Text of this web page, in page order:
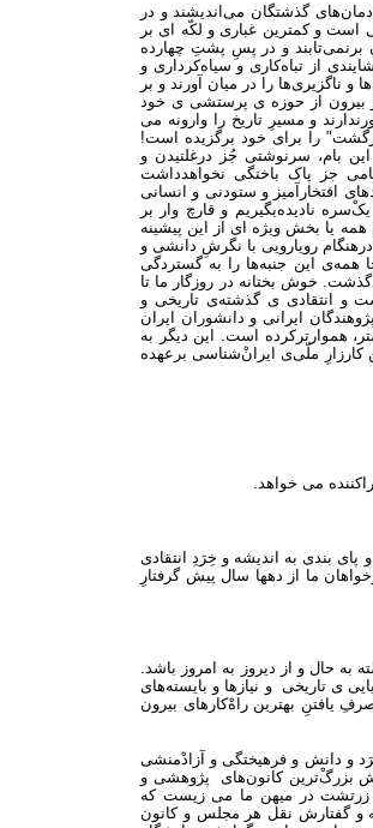
گذشتگان می‌اندیشند و در
است و کمترین غباری و لکّه ای بر
برنمی‌تابند و در پسِ پشتِ چهارده
از تباه‌کاری و سیاه‌کرداری و
را در میان آورند و بر
بیرون از حوزه ی پرستشی ی خود
و مسیرِ تاریخ را وارونه می
را برای خود برگزیده است!
بام، سرنوشتی جُز درغلتیدن و
جز پاک باختگی نخواهدداشت
افتخارآمیز و ستودنی و انسانی
نادیده‌بگیریم و قارچ وار بر
یا بخش ویژه ای از این پیشینه
رویارویی با نگرشِ دانشی و
همه‌ی این جنبه‌ها را به گستردگی
خوش بختانه در روزگار ما تا
و انتقادی ی گذشته‌ی تاریخی و
ایرانی و دانشوران ایران
هموارترکرده است. این دیگر به
ملّی‌ی ایرانْ‌شناسی برعهده
بندی به اندیشه و خِرَدِ انتقادی
ما از دهها سال پیش گرفتارِ
به حال و از دیروز به امروز باشد.
ی تاریخی و نیازها و بایسته‌های
بهترین راهْ‌کارهای بیرون
و دانش و فرهیختگی و آزادْمنشی
بزرگ‌ْترین کانون‌های پژوهشی و
زرتشت در میهن ما می زیست که
و گفتارش نقل هر مجلس و کانون